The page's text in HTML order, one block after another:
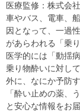
医療監修：株式会
車やバス、電車、
因となって、一過
があらわれる「乗り
医学的には「動揺
乗り物酔いに対し
外に、なにか予防
「酔い止めの薬、
と安心な情報をお